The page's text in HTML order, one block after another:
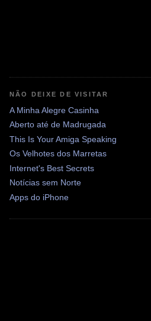
NÃO DEIXE DE VISITAR
A Minha Alegre Casinha
Aberto até de Madrugada
This Is Your Amiga Speaking
Os Velhotes dos Marretas
Internet's Best Secrets
Notícias sem Norte
Apps do iPhone